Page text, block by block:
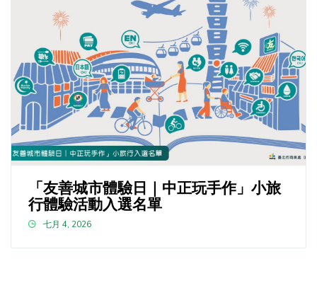
「友善城市體驗日｜中正玩手作」小旅
行體驗活動入選名單
七月 4, 2026